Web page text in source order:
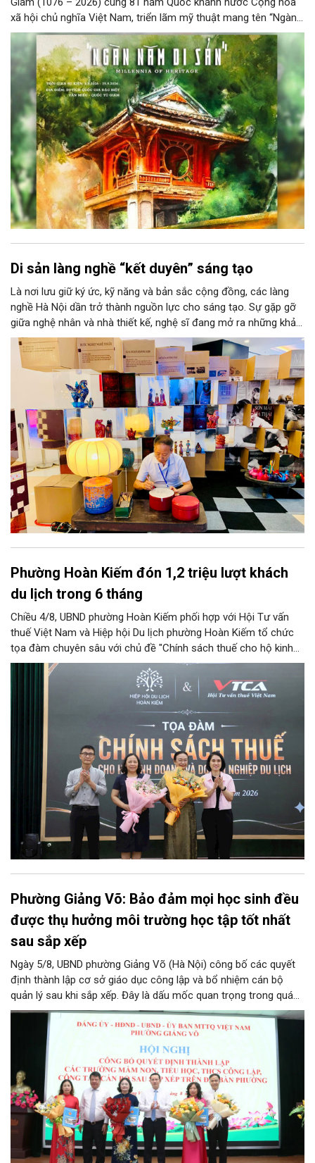
xã hội chủ nghĩa Việt Nam, triển lãm mỹ thuật mang tên “Ngàn
năm di sản” sẽ chính thức khai mạc vào ngày 8/8 tại Nhà Thái
Học, Di tích Quốc gia đặc biệt Văn Miếu – Quốc Tử Giám. Sự
kiện kéo dài đến ngày 25/9/2026 hứa hẹn trở thành điểm đến
văn hóa đầy sức hút, góp phần làm phong phú đời sống nghệ
thuật của Thủ đô trong mùa thu này.
Di sản làng nghề “kết duyên” sáng tạo
Là nơi lưu giữ ký ức, kỹ năng và bản sắc cộng đồng, các làng
nghề Hà Nội dần trở thành nguồn lực cho sáng tạo. Sự gặp gỡ
giữa nghệ nhân và nhà thiết kế, nghệ sĩ đang mở ra những khả
năng phát triển mới cho thủ công đương đại trên nền tảng di
sản. Từ những cuộc “kết duyên” đầy cảm hứng ấy, Hà Nội đang
khơi thông mạch ngầm của hệ sinh thái thủ công, biến vốn cổ
thành động lực bền vững cho tương lai.
Phường Hoàn Kiếm đón 1,2 triệu lượt khách
du lịch trong 6 tháng
Chiều 4/8, UBND phường Hoàn Kiếm phối hợp với Hội Tư vấn
thuế Việt Nam và Hiệp hội Du lịch phường Hoàn Kiếm tổ chức
tọa đàm chuyên sâu với chủ đề "Chính sách thuế cho hộ kinh
doanh và doanh nghiệp du lịch".
Phường Giảng Võ: Bảo đảm mọi học sinh đều
được thụ hưởng môi trường học tập tốt nhất
sau sắp xếp
Ngày 5/8, UBND phường Giảng Võ (Hà Nội) công bố các quyết
định thành lập cơ sở giáo dục công lập và bổ nhiệm cán bộ
quản lý sau khi sắp xếp. Đây là dấu mốc quan trọng trong quá
trình kiện toàn tổ chức bộ máy, thực hiện chủ trương tinh gọn,
nâng cao hiệu lực, hiệu quả quản lý theo các nghị quyết của
Trung ương và kế hoạch của UBND TP Hà Nội.